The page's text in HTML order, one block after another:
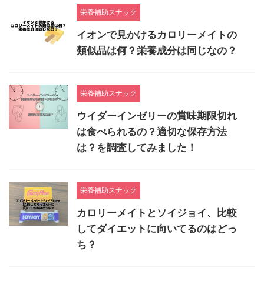
栄養補助スナック
イオンで見かけるカロリーメイトの
類似品は何？栄養成分は同じなの？
栄養補助スナック
ウイダーインゼリーの賞味期限切れ
は食べられるの？適切な保存方法
は？を調査してみました！
栄養補助スナック
カロリーメイトとソイジョイ、比較
してダイエットに向いてるのはどっ
ち？